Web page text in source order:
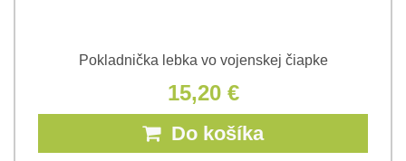
Pokladnička lebka vo vojenskej čiapke
15,20 €
Do košíka